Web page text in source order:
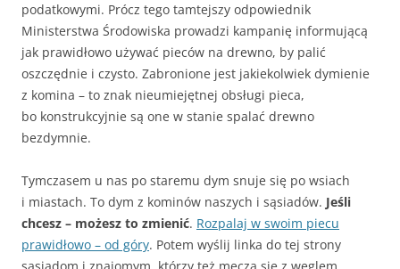
podatkowymi. Prócz tego tamtejszy odpowiednik
Ministerstwa Środowiska prowadzi kampanię informującą
jak prawidłowo używać pieców na drewno, by palić
oszczędnie i czysto. Zabronione jest jakiekolwiek dymienie
z komina – to znak nieumiejętnej obsługi pieca,
bo konstrukcyjnie są one w stanie spalać drewno
bezdymnie.
Tymczasem u nas po staremu dym snuje się po wsiach
i miastach. To dym z kominów naszych i sąsiadów. Jeśli
chcesz – możesz to zmienić. Rozpalaj w swoim piecu
prawidłowo – od góry. Potem wyślij linka do tej strony